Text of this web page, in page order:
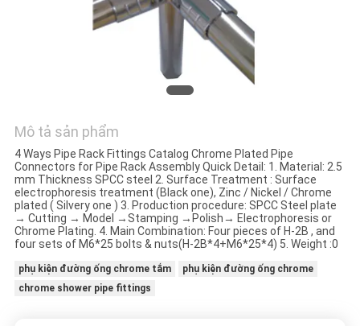
SƠ
ĐỒ
TRANG
WEB
CHÍNH
Mô tả sản phẩm
4 Ways Pipe Rack Fittings Catalog Chrome Plated Pipe
Connectors for Pipe Rack Assembly Quick Detail: 1. Material: 2.5
mm Thickness SPCC steel 2. Surface Treatment : Surface
electrophoresis treatment (Black one), Zinc / Nickel / Chrome
plated ( Silvery one ) 3. Production procedure: SPCC Steel plate
→ Cutting → Model →Stamping →Polish→ Electrophoresis or
Chrome Plating. 4. Main Combination: Four pieces of H-2B , and
four sets of M6*25 bolts & nuts(H-2B*4+M6*25*4) 5. Weight :0
phụ kiện đường ống chrome tắm
phụ kiện đường ống chrome
chrome shower pipe fittings